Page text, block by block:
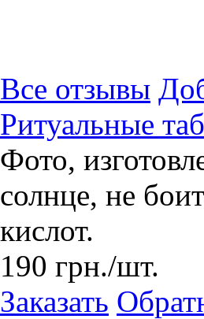
Все отзывы
Ритуальные
Фото,
солнце, не
кислот.
190 грн./шт.
Заказать